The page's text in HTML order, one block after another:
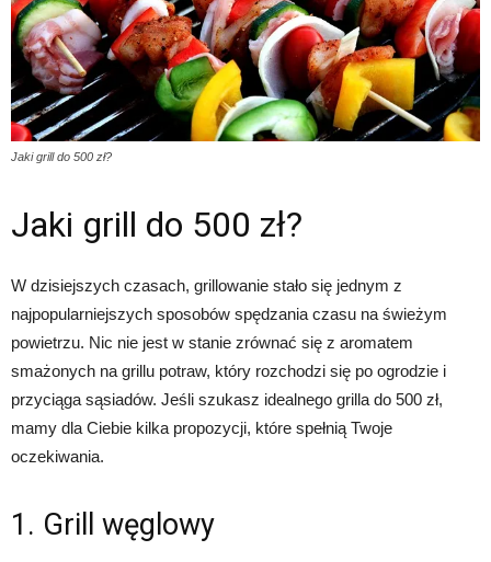
Jaki grill do 500 zł?
Jaki grill do 500 zł?
W dzisiejszych czasach, grillowanie stało się jednym z
najpopularniejszych sposobów spędzania czasu na świeżym
powietrzu. Nic nie jest w stanie zrównać się z aromatem
smażonych na grillu potraw, który rozchodzi się po ogrodzie i
przyciąga sąsiadów. Jeśli szukasz idealnego grilla do 500 zł,
mamy dla Ciebie kilka propozycji, które spełnią Twoje
oczekiwania.
1. Grill węglowy